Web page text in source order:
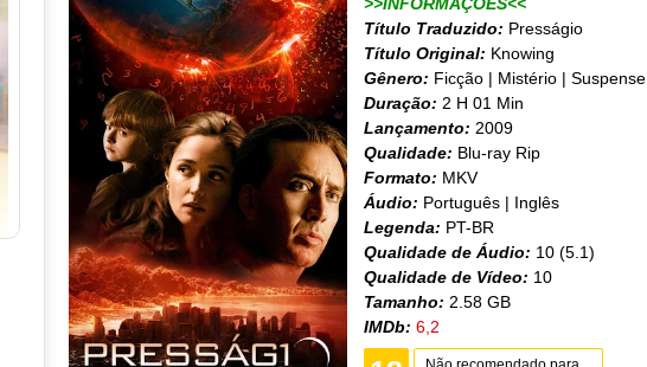
Título Traduzido: Presságio
Título Original: Knowing
Gênero: Ficção | Mistério | Suspense
Duração: 2 H 01 Min
Lançamento: 2009
Qualidade: Blu-ray Rip
Formato: MKV
Áudio: Português | Inglês
Legenda: PT-BR
Qualidade de Áudio: 10 (5.1)
Qualidade de Vídeo: 10
Tamanho: 2.58 GB
IMDb: 6,2